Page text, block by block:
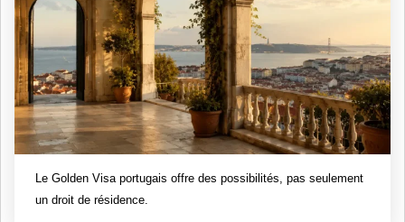
Le Golden Visa portugais offre des possibilités, pas seulement
un droit de résidence.